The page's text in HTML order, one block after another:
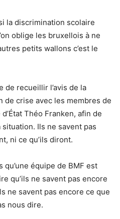
la discrimination scolaire
oblige les bruxellois à ne
petits wallons c’est le
de recueillir l’avis de la
de crise avec les membres de
Théo Franken, afin de
Ils ne savent pas
ni ce qu’ils diront.
équipe de BMF est
qu’ils ne savent pas encore
ne savent pas encore ce que
nous dire.